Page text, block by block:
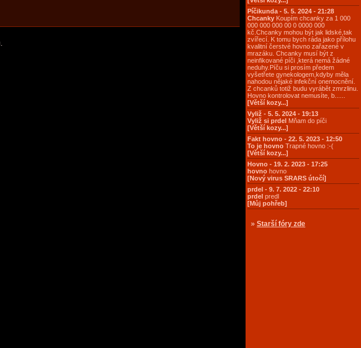
Píčikunda - 5. 5. 2024 - 21:28
Chcanky Koupím chcanky za 1 000
000 000 000 00 0 0000 000
kč.Chcanky mohou být jak lidské,tak
zvířecí. K tomu bych ráda jako přílohu
kvalitní čerstvé hovno zařazené v
mrazáku. Chcanky musí být z
neinfikované píči ,která nemá žádné
neduhy.Píču si prosím předem
vyšetřete gynekologem,kdyby měla
nahodou nějaké infekční onemocnění.
Z chcanků totiž budu vyrábět zmrzlinu.
Hovno kontrolovat nemusíte, b......
[Větší kozy...]
Vyliž - 5. 5. 2024 - 19:13
Vyliž si prdel Mňam do píči
[Větší kozy...]
Fakt hovno - 22. 5. 2023 - 12:50
To je hovno Trapné hovno :-(
[Větší kozy...]
Hovno - 19. 2. 2023 - 17:25
hovno hovno
[Nový virus SRARS útočí]
prdel - 9. 7. 2022 - 22:10
prdel predl
[Můj pohřeb]
» Starší fóry zde